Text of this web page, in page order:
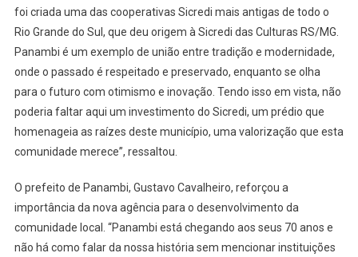
foi criada uma das cooperativas Sicredi mais antigas de todo o
Rio Grande do Sul, que deu origem à Sicredi das Culturas RS/MG.
Panambi é um exemplo de união entre tradição e modernidade,
onde o passado é respeitado e preservado, enquanto se olha
para o futuro com otimismo e inovação. Tendo isso em vista, não
poderia faltar aqui um investimento do Sicredi, um prédio que
homenageia as raízes deste município, uma valorização que esta
comunidade merece”, ressaltou.
O prefeito de Panambi, Gustavo Cavalheiro, reforçou a
importância da nova agência para o desenvolvimento da
comunidade local. “Panambi está chegando aos seus 70 anos e
não há como falar da nossa história sem mencionar instituições